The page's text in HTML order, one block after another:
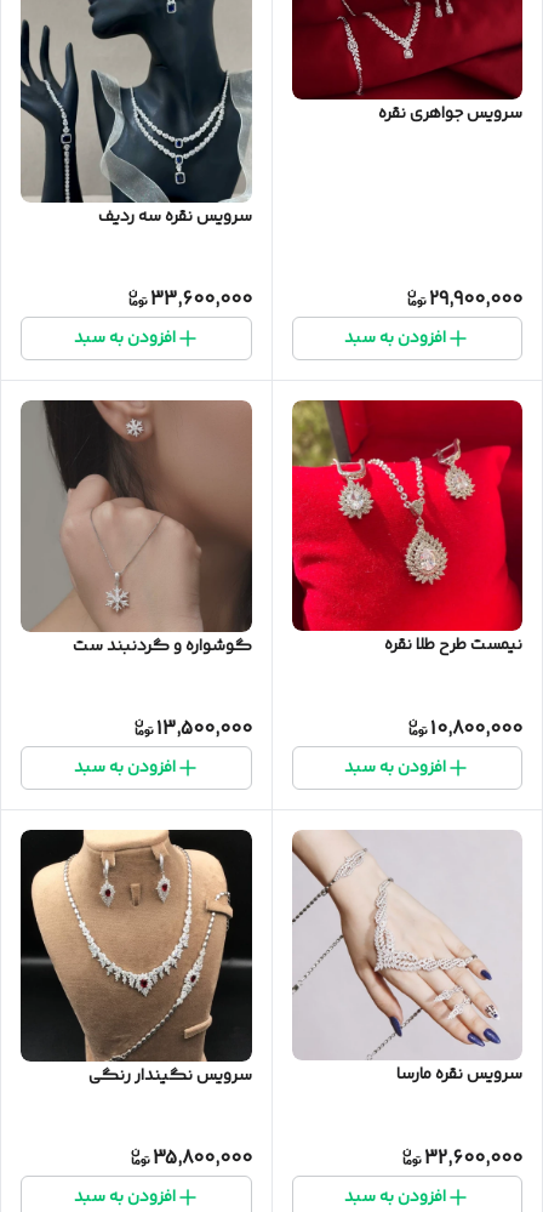
سرویس جواهری نقره
29,900,000
افزودن به سبد
سرویس نقره سه ردیف
33,600,000
افزودن به سبد
نیمست طرح طلا نقره
10,800,000
افزودن به سبد
گوشواره و گردنبند ست
13,500,000
افزودن به سبد
سرویس نقره مارسا
32,600,000
افزودن به سبد
سرویس نگیندار رنگی
35,800,000
افزودن به سبد